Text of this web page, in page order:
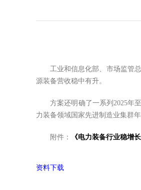
工业和信息化部、市场监管
源装备营收稳中有升。
方案还明确了一系列2025年
力装备领域国家先进制造业集群
附件： 《电力装备行业稳增
资料下载